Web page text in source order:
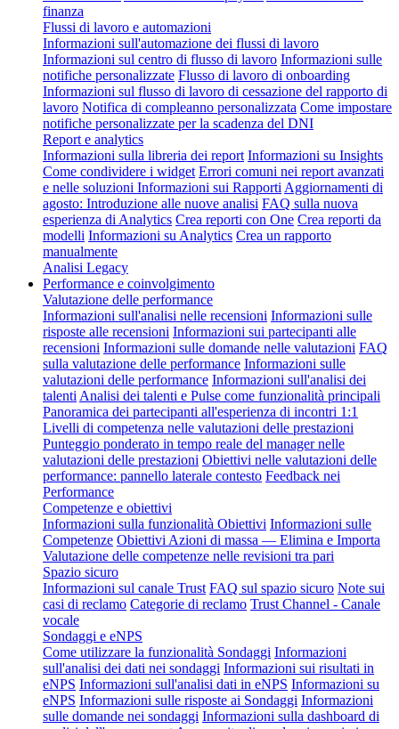
finanza
Flussi di lavoro e automazioni
Informazioni sull'automazione dei flussi di lavoro
Informazioni sul centro di flusso di lavoro Informazioni sulle
notifiche personalizzate Flusso di lavoro di onboarding
Informazioni sul flusso di lavoro di cessazione del rapporto di
lavoro Notifica di compleanno personalizzata Come impostare
notifiche personalizzate per la scadenza del DNI
Report e analytics
Informazioni sulla libreria dei report Informazioni su Insights
Come condividere i widget Errori comuni nei report avanzati
e nelle soluzioni Informazioni sui Rapporti Aggiornamenti di
agosto: Introduzione alle nuove analisi FAQ sulla nuova
esperienza di Analytics Crea reporti con One Crea reporti da
modelli Informazioni su Analytics Crea un rapporto
manualmente
Analisi Legacy
Performance e coinvolgimento
Valutazione delle performance
Informazioni sull'analisi nelle recensioni Informazioni sulle
risposte alle recensioni Informazioni sui partecipanti alle
recensioni Informazioni sulle domande nelle valutazioni FAQ
sulla valutazione delle performance Informazioni sulle
valutazioni delle performance Informazioni sull'analisi dei
talenti Analisi dei talenti e Pulse come funzionalità principali
Panoramica dei partecipanti all'esperienza di incontri 1:1
Livelli di competenza nelle valutazioni delle prestazioni
Punteggio ponderato in tempo reale del manager nelle
valutazioni delle prestazioni Obiettivi nelle valutazioni delle
performance: pannello laterale contesto Feedback nei
Performance
Competenze e obiettivi
Informazioni sulla funzionalità Obiettivi Informazioni sulle
Competenze Obiettivi Azioni di massa — Elimina e Importa
Valutazione delle competenze nelle revisioni tra pari
Spazio sicuro
Informazioni sul canale Trust FAQ sul spazio sicuro Note sui
casi di reclamo Categorie di reclamo Trust Channel - Canale
vocale
Sondaggi e eNPS
Come utilizzare la funzionalità Sondaggi Informazioni
sull'analisi dei dati nei sondaggi Informazioni sui risultati in
eNPS Informazioni sull'analisi dati in eNPS Informazioni su
eNPS Informazioni sulle risposte ai Sondaggi Informazioni
sulle domande nei sondaggi Informazioni sulla dashboard di